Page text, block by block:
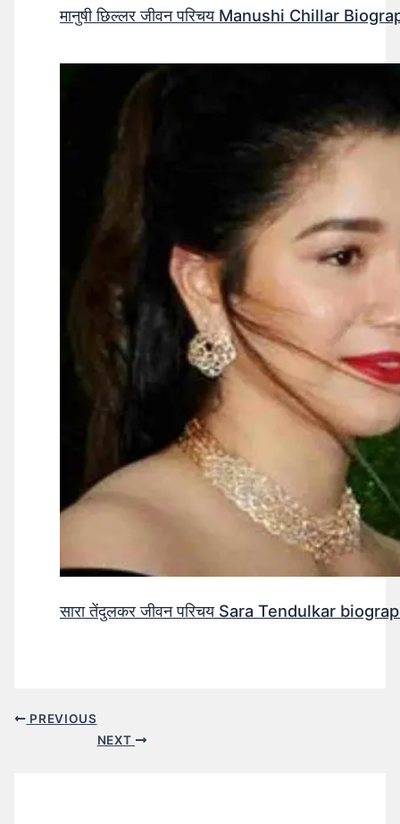
मानुषी छिल्लर जीवन परिचय Manushi Chillar
सारा तेंदुलकर जीवन परिचय Sara Tendulkar
PREVIOUS
NEXT